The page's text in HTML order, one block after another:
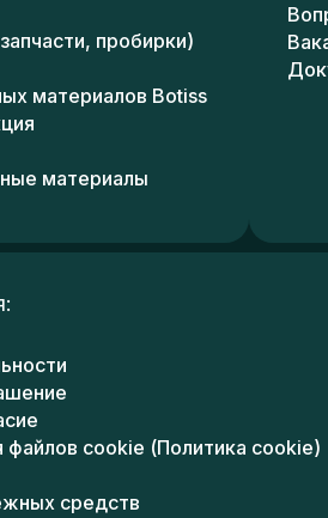
пробирки)
материалов Botiss
материалы
файлов cookie (Политика cookie)
средств